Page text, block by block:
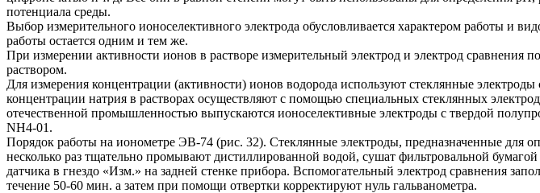
потенциала среды.
Выбор измерительного ионоселективного электрода обусловливается характером работы и
работы остается одним и тем же.
При измерении активности ионов в растворе измерительный электрод и электрод
раствором.
Для измерения концентрации (активности) ионов водорода используют стеклянные
концентрации натрия в растворах осуществляют с помощью специальных стеклянных
отечественной промышленностью выпускаются ионоселективные электроды с твердой
NH4-01.
Порядок работы на ионометре ЭВ-74 (рис. 32). Стеклянные электроды, предназначенные для
несколько раз тщательно промывают дистиллированной водой, сушат фильтровальной
датчика в гнездо «Изм.» на задней стенке прибора. Вспомогательный электрод сравнения
течение 50-60 мин. а затем при помощи отвертки корректируют нуль гальванометра.